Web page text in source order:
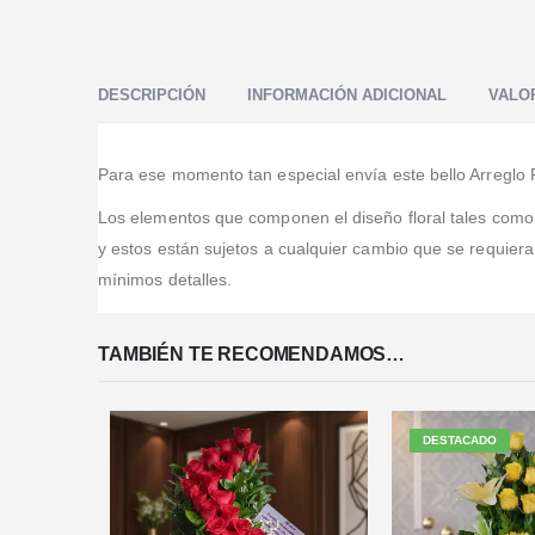
FENOMENAL! Siempre me mantuvieron al tanto de
...Leer Más
DESCRIPCIÓN INFORMACIÓN ADICIONAL
Para ese momento tan especial envía este bello
Los elementos que componen el diseño floral tales
y estos están sujetos a cualquier cambio que se
mínimos detalles.
TAMBIÉN TE RECOMENDAMOS…
DESTACADO